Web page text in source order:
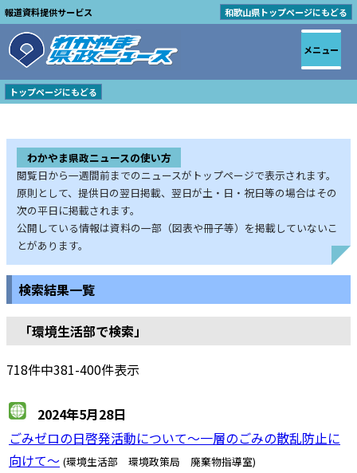
報道資料提供サービス 和歌山県トップページにもどる
トップページにもどる
わかやま県政ニュースの使い方
閲覧日から一週間前までのニュースがトップページで表示されます。
原則として、提供日の翌日掲載、翌日が土・日・祝日等の場合はその
次の平日に掲載されます。
公開している情報は資料の一部（図表や冊子等）を掲載していないこ
とがあります。
検索結果一覧
「環境生活部で検索」
718件中381-400件表示
2024年5月28日
ごみゼロの日啓発活動について～一層のごみの散乱防止に
向けて～ (環境生活部 環境政策局 廃棄物指導室)
メニュー